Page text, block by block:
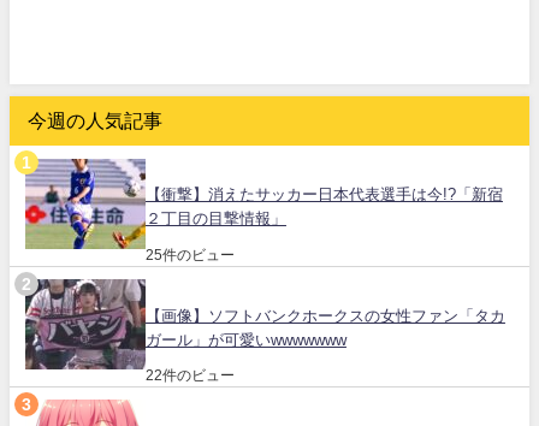
今週の人気記事
【衝撃】消えたサッカー日本代表選手は今!?「新宿
２丁目の目撃情報」
25件のビュー
【画像】ソフトバンクホークスの女性ファン「タカ
ガール」が可愛いwwwwwww
22件のビュー